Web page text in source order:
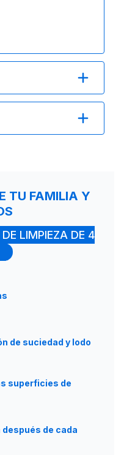
TU FAMILIA Y
LIMPIEZA DE 4
de suciedad y lodo
superficies de
de cada